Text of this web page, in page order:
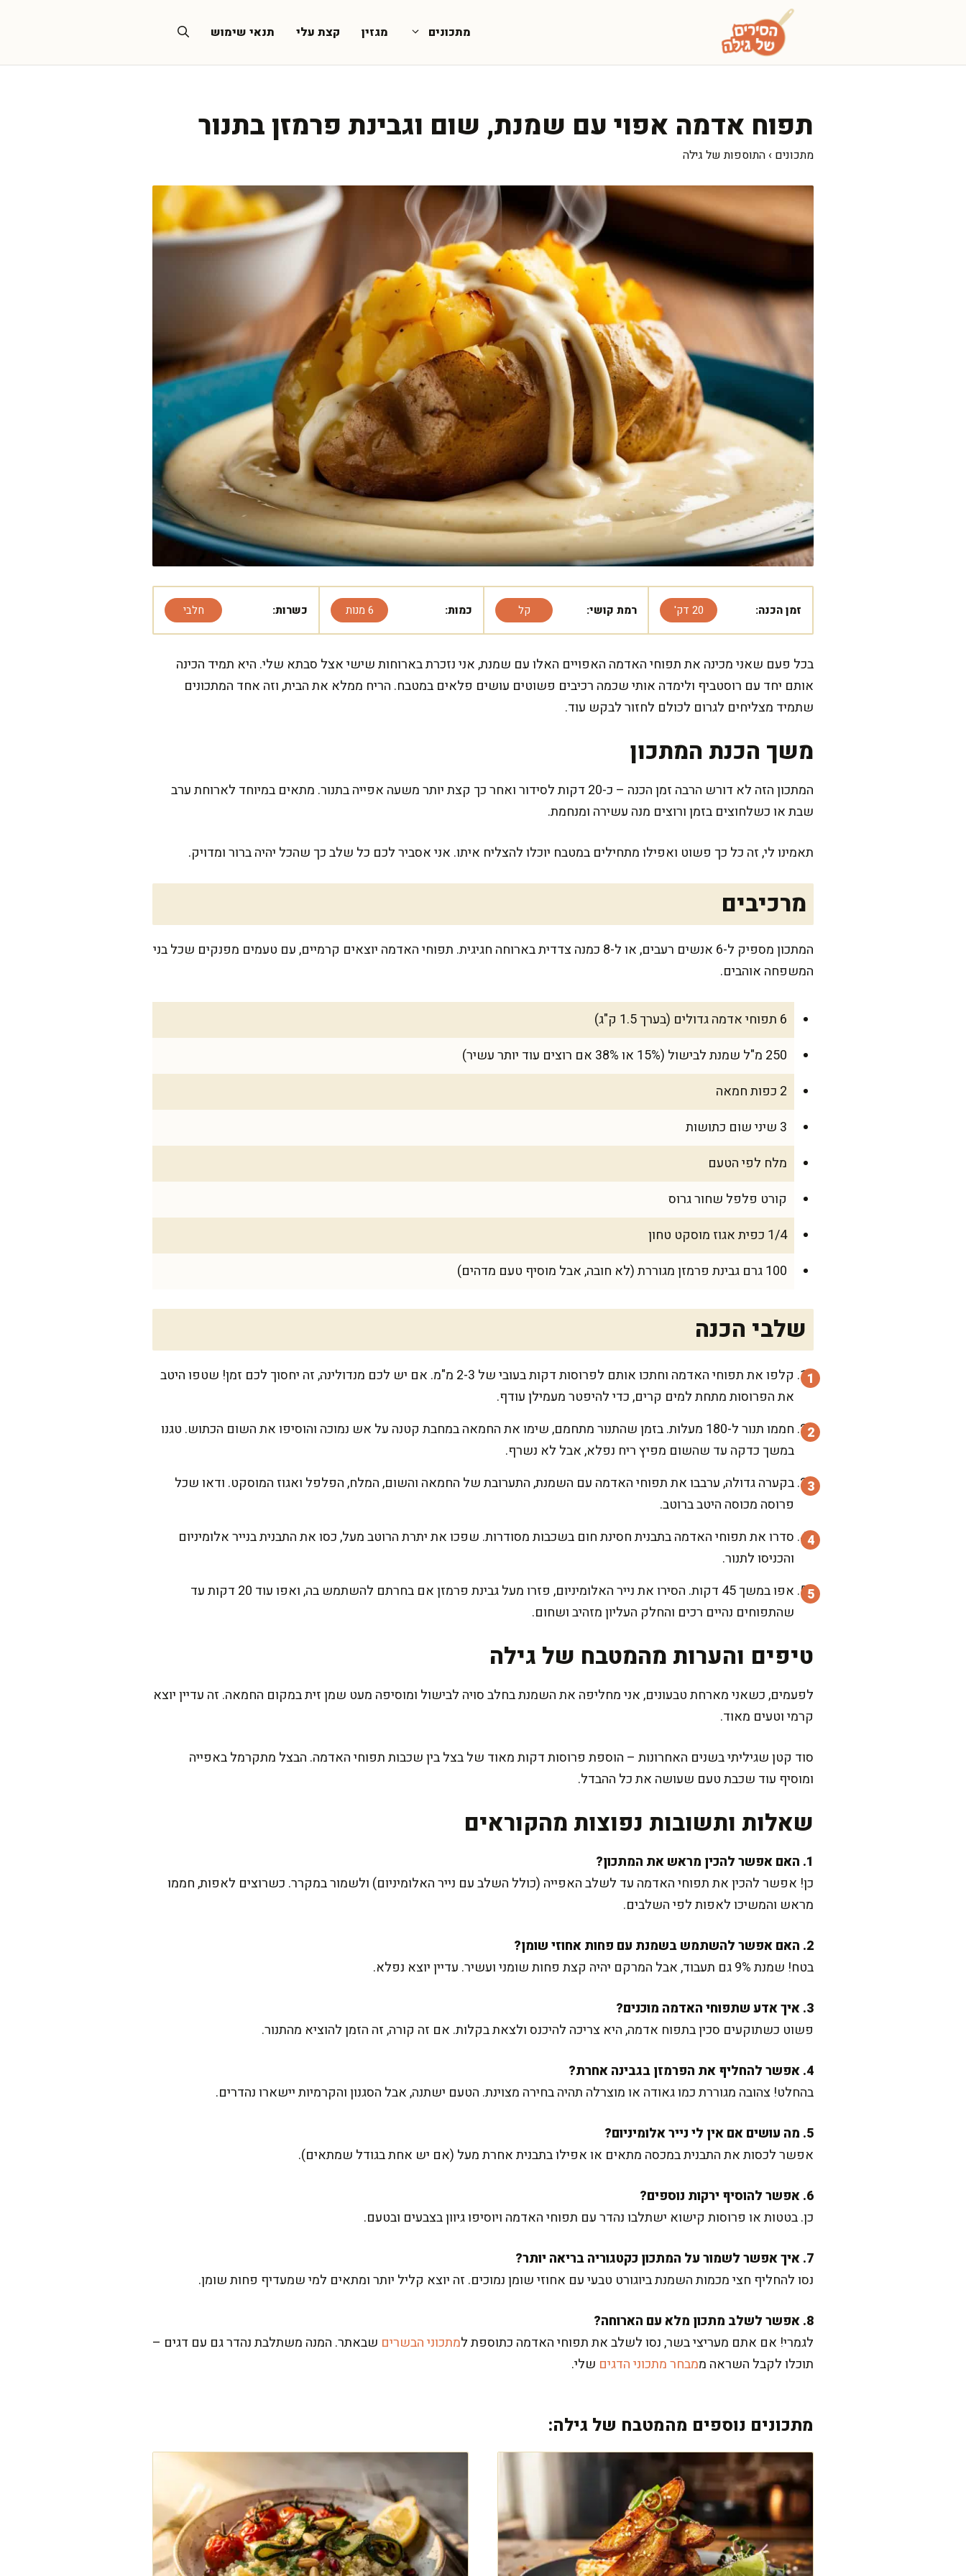
מתכונים מגזין קצת עלי תנאי שימוש
תפוח אדמה אפוי עם שמנת, שום וגבינת פרמזן בתנור
מתכונים › התוספות של גילה
זמן הכנה: 20 דק' רמת קושי: קל כמות: 6 מנות כשרות: חלבי
בכל פעם שאני מכינה את תפוחי האדמה האפויים האלו עם שמנת, אני נזכרת בארוחות שישי אצל סבתא שלי. היא תמיד הכינה
אותם יחד עם רוסטביף ולימדה אותי שכמה רכיבים פשוטים עושים פלאים במטבח. הריח ממלא את הבית, וזה אחד המתכונים
שתמיד מצליחים לגרום לכולם לחזור לבקש עוד.
משך הכנת המתכון
המתכון הזה לא דורש הרבה זמן הכנה – כ-20 דקות לסידור ואחר כך קצת יותר משעה אפייה בתנור. מתאים במיוחד לארוחת ערב
שבת או כשלחוצים בזמן ורוצים מנה עשירה ומנחמת.
תאמינו לי, זה כל כך פשוט ואפילו מתחילים במטבח יוכלו להצליח איתו. אני אסביר לכם כל שלב כך שהכל יהיה ברור ומדויק.
מרכיבים
המתכון מספיק ל-6 אנשים רעבים, או ל-8 כמנה צדדית בארוחה חגיגית. תפוחי האדמה יוצאים קרמיים, עם טעמים מפנקים שכל בני
המשפחה אוהבים.
6 תפוחי אדמה גדולים (בערך 1.5 ק"ג)
250 מ"ל שמנת לבישול (15% או 38% אם רוצים עוד יותר עשיר)
2 כפות חמאה
3 שיני שום כתושות
מלח לפי הטעם
קורט פלפל שחור גרוס
1/4 כפית אגוז מוסקט טחון
100 גרם גבינת פרמזן מגוררת (לא חובה, אבל מוסיף טעם מדהים)
שלבי הכנה
קלפו את תפוחי האדמה וחתכו אותם לפרוסות דקות בעובי של 2-3 מ"מ. אם יש לכם מנדולינה, זה יחסוך לכם זמן! שטפו היטב
את הפרוסות מתחת למים קרים, כדי להיפטר מעמילן עודף.
חממו תנור ל-180 מעלות. בזמן שהתנור מתחמם, שימו את החמאה במחבת קטנה על אש נמוכה והוסיפו את השום הכתוש. טגנו
במשך כדקה עד שהשום מפיץ ריח נפלא, אבל לא נשרף.
בקערה גדולה, ערבבו את תפוחי האדמה עם השמנת, התערובת של החמאה והשום, המלח, הפלפל ואגוז המוסקט. ודאו שכל
פרוסה מכוסה היטב ברוטב.
סדרו את תפוחי האדמה בתבנית חסינת חום בשכבות מסודרות. שפכו את יתרת הרוטב מעל, כסו את התבנית בנייר אלומיניום
והכניסו לתנור.
אפו במשך 45 דקות. הסירו את נייר האלומיניום, פזרו מעל גבינת פרמזן אם בחרתם להשתמש בה, ואפו עוד 20 דקות עד
שהתפוחים נהיים רכים והחלק העליון מזהיב ושחום.
טיפים והערות מהמטבח של גילה
לפעמים, כשאני מארחת טבעונים, אני מחליפה את השמנת בחלב סויה לבישול ומוסיפה מעט שמן זית במקום החמאה. זה עדיין יוצא
קרמי וטעים מאוד.
סוד קטן שגיליתי בשנים האחרונות – הוספת פרוסות דקות מאוד של בצל בין שכבות תפוחי האדמה. הבצל מתקרמל באפייה
ומוסיף עוד שכבת טעם שעושה את כל ההבדל.
שאלות ותשובות נפוצות מהקוראים
1. האם אפשר להכין מראש את המתכון?
כן! אפשר להכין את תפוחי האדמה עד לשלב האפייה (כולל השלב עם נייר האלומיניום) ולשמור במקרר. כשרוצים לאפות, חממו
מראש והמשיכו לאפות לפי השלבים.
2. האם אפשר להשתמש בשמנת עם פחות אחוזי שומן?
בטח! שמנת 9% גם תעבוד, אבל המרקם יהיה קצת פחות שומני ועשיר. עדיין יוצא נפלא.
3. איך אדע שתפוחי האדמה מוכנים?
פשוט כשתוקעים סכין בתפוח אדמה, היא צריכה להיכנס ולצאת בקלות. אם זה קורה, זה הזמן להוציא מהתנור.
4. אפשר להחליף את הפרמזן בגבינה אחרת?
בהחלט! צהובה מגוררת כמו גאודה או מוצרלה תהיה בחירה מצוינת. הטעם ישתנה, אבל הסגנון והקרמיות יישארו נהדרים.
5. מה עושים אם אין לי נייר אלומיניום?
אפשר לכסות את התבנית במכסה מתאים או אפילו בתבנית אחרת מעל (אם יש אחת בגודל שמתאים).
6. אפשר להוסיף ירקות נוספים?
כן. בטטות או פרוסות קישוא ישתלבו נהדר עם תפוחי האדמה ויוסיפו גיוון בצבעים ובטעם.
7. איך אפשר לשמור על המתכון כקטגוריה בריאה יותר?
נסו להחליף חצי מכמות השמנת ביוגורט טבעי עם אחוזי שומן נמוכים. זה יוצא קליל יותר ומתאים למי שמעדיף פחות שומן.
8. אפשר לשלב מתכון מלא עם הארוחה?
לגמרי! אם אתם מעריצי בשר, נסו לשלב את תפוחי האדמה כתוספת למתכוני הבשרים שבאתר. המנה משתלבת נהדר גם עם דגים –
תוכלו לקבל השראה ממבחר מתכוני הדגים שלי.
מתכונים נוספים מהמטבח של גילה: